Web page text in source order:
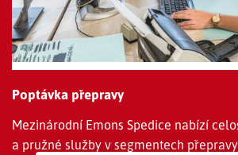
Poptávka přepravy
Mezinárodní Emons Spedice nabízí
a pružné služby v segmentech